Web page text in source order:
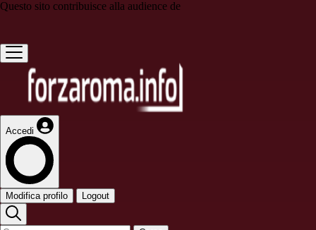
Questo sito contribuisce alla audience de
Accedi
Modifica profilo Logout